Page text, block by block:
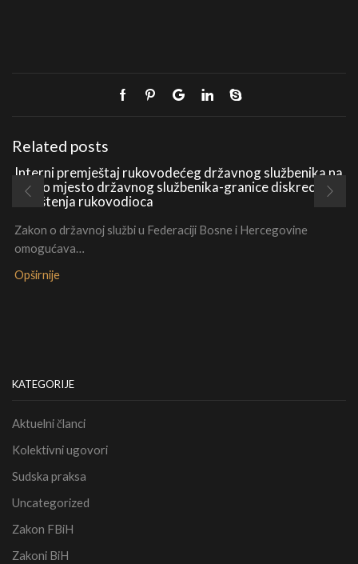
Related posts
Interni premještaj rukovodećeg državnog službenika na
radno mjesto državnog službenika-granice diskrecionih
ovlaštenja rukovodioca
Zakon o državnoj službi u Federaciji Bosne i Hercegovine
omogućava…
Opširnije
KATEGORIJE
Aktuelni članci
Kolektivni ugovori
Sudska praksa
Uncategorized
Zakon FBiH
Zakoni BiH